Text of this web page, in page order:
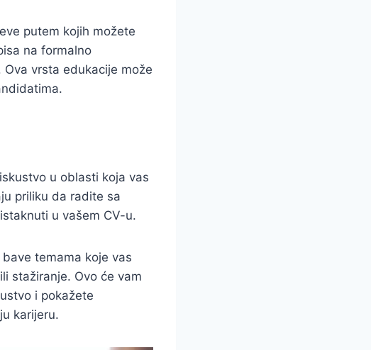
putem kojih možete
na formalno
vrsta edukacije može
u oblasti koja vas
priliku da radite sa
u vašem CV-u.
temama koje vas
stažiranje. Ovo će vam
i pokažete
karijeru.